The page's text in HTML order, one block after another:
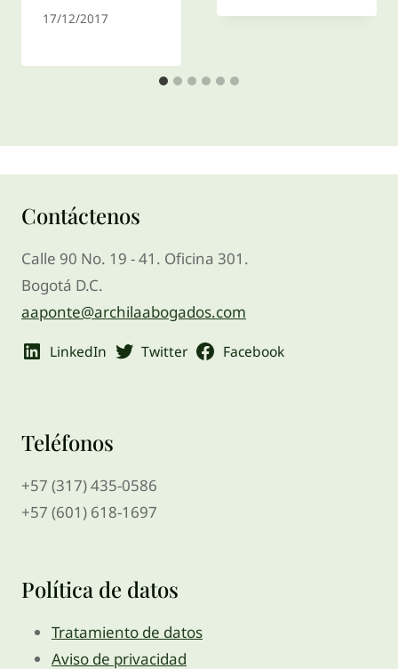
17/12/2017
Contáctenos
Calle 90 No. 19 - 41. Oficina 301.
Bogotá D.C.
aaponte@archilaabogados.com
LinkedIn Twitter Facebook
Teléfonos
+57 (317) 435-0586
+57 (601) 618-1697
Política de datos
Tratamiento de datos
Aviso de privacidad